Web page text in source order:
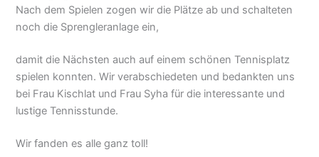
Nach dem Spielen zogen wir die Plätze ab und schalteten
noch die Sprengleranlage ein,
damit die Nächsten auch auf einem schönen Tennisplatz
spielen konnten. Wir verabschiedeten und bedankten uns
bei Frau Kischlat und Frau Syha für die interessante und
lustige Tennisstunde.
Wir fanden es alle ganz toll!